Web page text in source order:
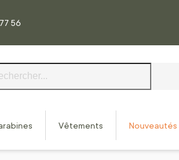
56
Vêtements Nouveautés